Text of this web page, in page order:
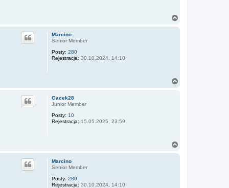
Marcino
Senior Member
Posty: 280
Rejestracja: 30.10.2024, 14:10
Gacek28
Junior Member
Posty: 10
Rejestracja: 15.05.2025, 23:59
Marcino
Senior Member
Posty: 280
Rejestracja: 30.10.2024, 14:10